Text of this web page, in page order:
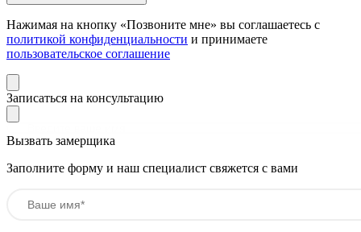
Нажимая на кнопку «Позвоните мне» вы соглашаетесь с
политикой конфиденциальности и принимаете
пользовательское соглашение
Записаться на консультацию
Вызвать замерщика
Заполните форму и наш специалист свяжется с вами